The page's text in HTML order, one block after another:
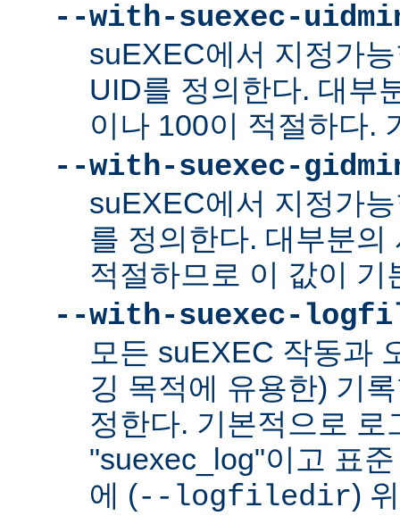
--with-suexec-
suEXEC에서 지정가
UID를 정의한다. 대부
이나 100이 적절하다.
--with-suexec-
suEXEC에서 지정가
를 정의한다. 대부분의
적절하므로 이 값이 기
--with-suexec-
모든 suEXEC 작동과
깅 목적에 유용한) 기
정한다. 기본적으로 로
"suexec_log"이고 표
에 (--logfiledir)